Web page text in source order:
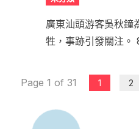
廣東汕頭游客吳秋鐘
牲，事跡引發關注。
Page 1 of 31 1 2